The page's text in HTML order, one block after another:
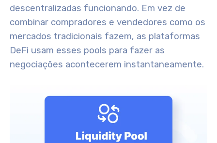
descentralizadas funcionando. Em vez de
combinar compradores e vendedores como os
mercados tradicionais fazem, as plataformas
DeFi usam esses pools para fazer as
negociações acontecerem instantaneamente.